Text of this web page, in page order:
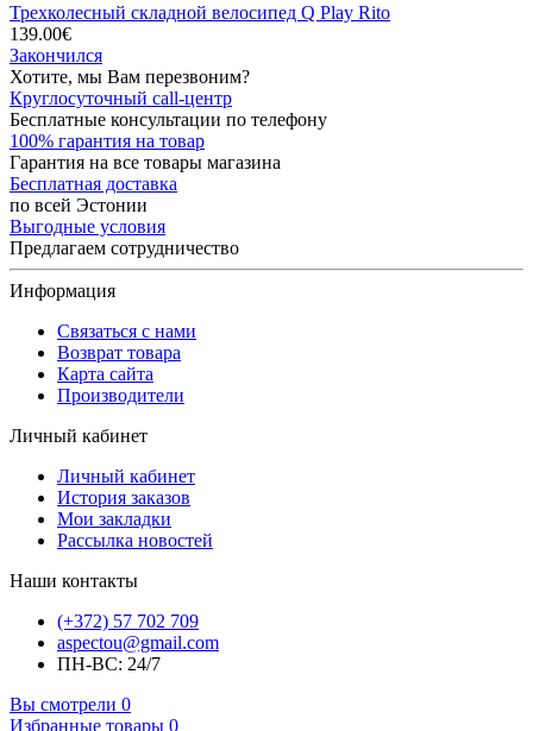
Трехколесный складной велосипед Q Play Rito
139.00€
Закончился
Хотите, мы Вам перезвоним?
Круглосуточный call-центр
Бесплатные консультации по телефону
100% гарантия на товар
Гарантия на все товары магазина
Бесплатная доставка
по всей Эстонии
Выгодные условия
Предлагаем сотрудничество
Информация
Связаться с нами
Возврат товара
Карта сайта
Производители
Личный кабинет
Личный кабинет
История заказов
Мои закладки
Рассылка новостей
Наши контакты
(+372) 57 702 709
aspectou@gmail.com
ПН-ВС: 24/7
Вы смотрели 0
Избранные товары 0